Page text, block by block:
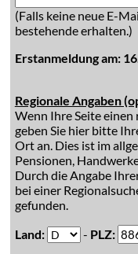
(Falls keine neue E-
bestehende erhalten.)
Erstanmeldung am:
Regionale Angaben
Wenn Ihre Seite einen
geben Sie hier bitte
Ort an. Dies ist im
Pensionen,
Durch die Angabe
bei einer
gefunden.
Land:
- PLZ: